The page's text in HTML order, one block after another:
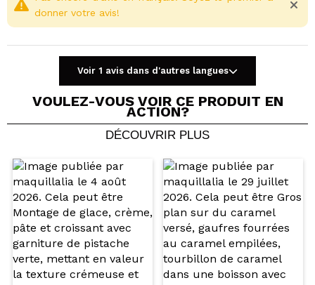
Partager une vidéo ou une photo
Votre vidéo pourrait être la première. Imaginez...
Recommandez-vous cet achat? Oui Non
5/5
ENVOYER
donner votre avis!
Voir 1 avis dans d'autres langues
VOULEZ-VOUS VOIR CE PRODUIT EN
ACTION?
DÉCOUVRIR PLUS